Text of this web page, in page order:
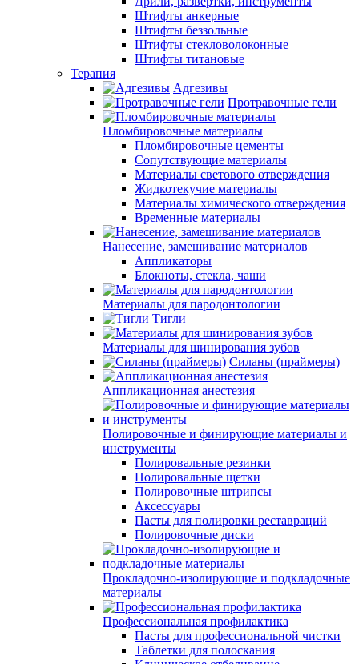
Штифты анкерные
Штифты беззольные
Штифты стекловолоконные
Штифты титановые
Терапия
Адгезивы
Протравочные гели
Пломбировочные материалы
Пломбировочные цементы
Сопутствующие материалы
Материалы светового отверждения
Жидкотекучие материалы
Материалы химического отверждения
Временные материалы
Нанесение, замешивание материалов
Аппликаторы
Блокноты, стекла, чаши
Материалы для пародонтологии
Тигли
Материалы для шинирования зубов
Силаны (праймеры)
Аппликационная анестезия
Полировочные и финирующие материалы и
инструменты
Полировальные резинки
Полировальные щетки
Полировочные штрипсы
Аксессуары
Пасты для полировки реставраций
Полировочные диски
Прокладочно-изолирующие и подкладочные
материалы
Профессиональная профилактика
Пасты для профессиональной чистки
Таблетки для полоскания